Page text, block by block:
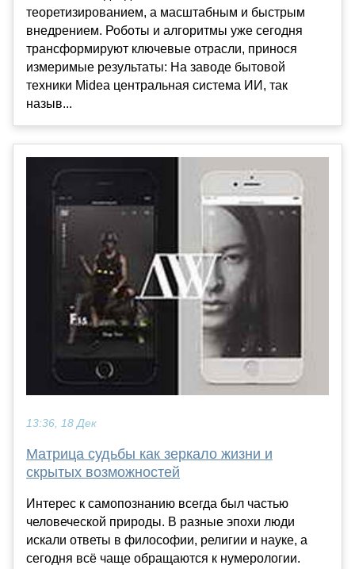
теоретизированием, а масштабным и быстрым
внедрением. Роботы и алгоритмы уже сегодня
трансформируют ключевые отрасли, принося
измеримые результаты: На заводе бытовой
техники Midea центральная система ИИ, так
назыв...
13:36, 18 Дек
Матрица судьбы как зеркало жизни и
скрытых возможностей
Интерес к самопознанию всегда был частью
человеческой природы. В разные эпохи люди
искали ответы в философии, религии и науке, а
сегодня всё чаще обращаются к нумерологии.